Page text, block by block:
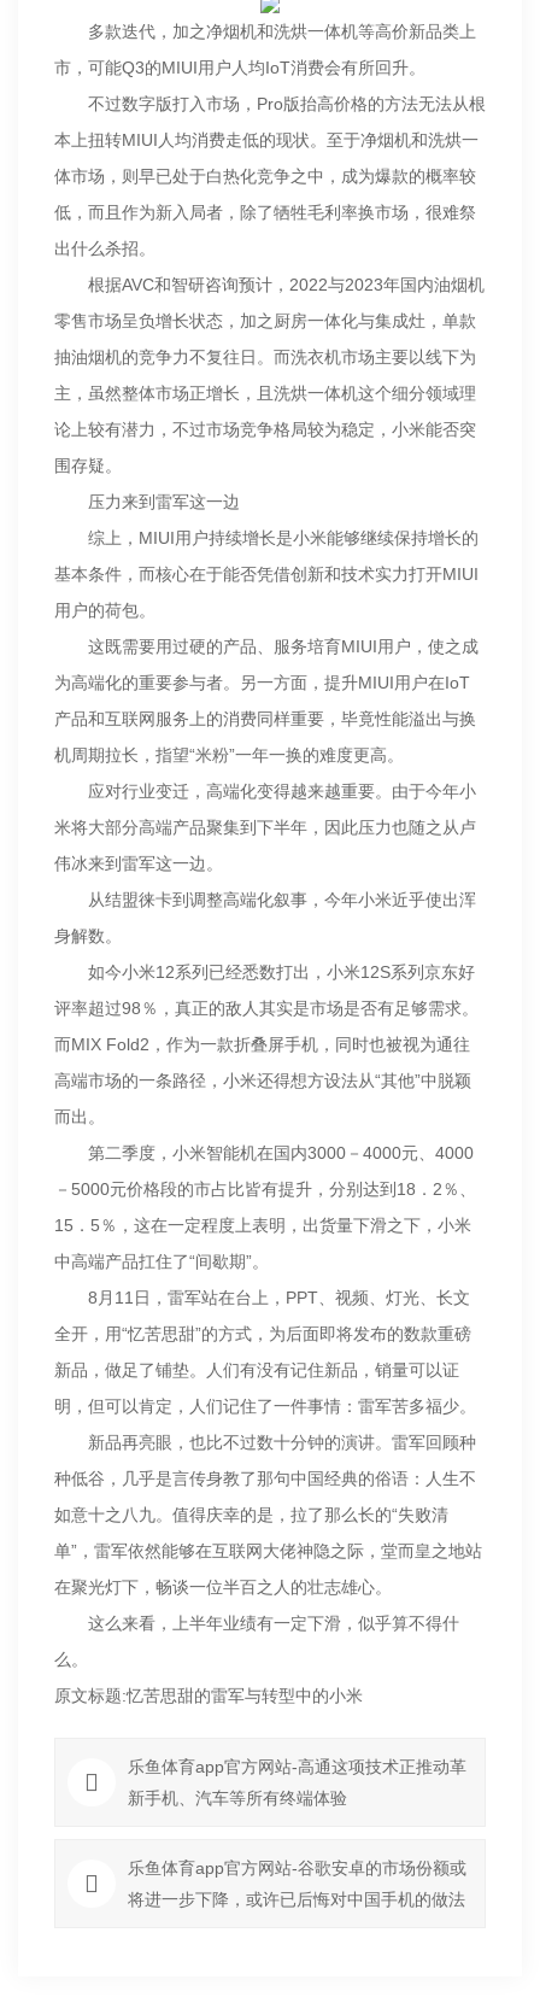
多款迭代，加之净烟机和洗烘一体机等高价新品类上
市，可能Q3的MIUI用户人均IoT消费会有所回升。
不过数字版打入市场，Pro版抬高价格的方法无法从根
本上扭转MIUI人均消费走低的现状。至于净烟机和洗烘一
体市场，则早已处于白热化竞争之中，成为爆款的概率较
低，而且作为新入局者，除了牺牲毛利率换市场，很难祭
出什么杀招。
根据AVC和智研咨询预计，2022与2023年国内油烟机
零售市场呈负增长状态，加之厨房一体化与集成灶，单款
抽油烟机的竞争力不复往日。而洗衣机市场主要以线下为
主，虽然整体市场正增长，且洗烘一体机这个细分领域理
论上较有潜力，不过市场竞争格局较为稳定，小米能否突
围存疑。
压力来到雷军这一边
综上，MIUI用户持续增长是小米能够继续保持增长的
基本条件，而核心在于能否凭借创新和技术实力打开MIUI
用户的荷包。
这既需要用过硬的产品、服务培育MIUI用户，使之成
为高端化的重要参与者。另一方面，提升MIUI用户在IoT
产品和互联网服务上的消费同样重要，毕竟性能溢出与换
机周期拉长，指望“米粉”一年一换的难度更高。
应对行业变迁，高端化变得越来越重要。由于今年小
米将大部分高端产品聚集到下半年，因此压力也随之从卢
伟冰来到雷军这一边。
从结盟徕卡到调整高端化叙事，今年小米近乎使出浑
身解数。
如今小米12系列已经悉数打出，小米12S系列京东好
评率超过98％，真正的敌人其实是市场是否有足够需求。
而MIX Fold2，作为一款折叠屏手机，同时也被视为通往
高端市场的一条路径，小米还得想方设法从“其他”中脱颖
而出。
第二季度，小米智能机在国内3000－4000元、4000
－5000元价格段的市占比皆有提升，分别达到18．2％、
15．5％，这在一定程度上表明，出货量下滑之下，小米
中高端产品扛住了“间歇期”。
8月11日，雷军站在台上，PPT、视频、灯光、长文
全开，用“忆苦思甜”的方式，为后面即将发布的数款重磅
新品，做足了铺垫。人们有没有记住新品，销量可以证
明，但可以肯定，人们记住了一件事情：雷军苦多福少。
新品再亮眼，也比不过数十分钟的演讲。雷军回顾种
种低谷，几乎是言传身教了那句中国经典的俗语：人生不
如意十之八九。值得庆幸的是，拉了那么长的“失败清
单”，雷军依然能够在互联网大佬神隐之际，堂而皇之地站
在聚光灯下，畅谈一位半百之人的壮志雄心。
这么来看，上半年业绩有一定下滑，似乎算不得什
么。
原文标题:忆苦思甜的雷军与转型中的小米
乐鱼体育app官方网站-高通这项技术正推动革
新手机、汽车等所有终端体验
乐鱼体育app官方网站-谷歌安卓的市场份额或
将进一步下降，或许已后悔对中国手机的做法